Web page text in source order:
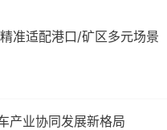
准适配港口/矿区多元场景
产业协同发展新格局